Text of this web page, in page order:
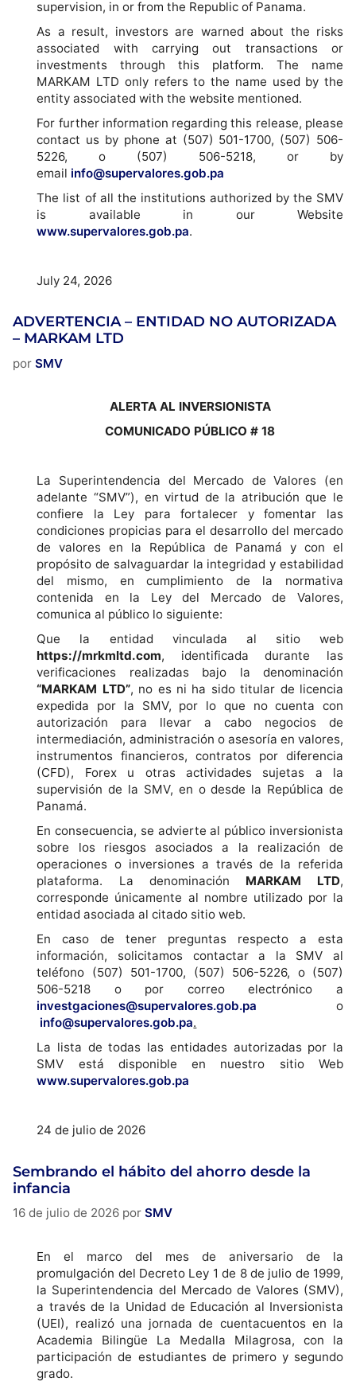
supervision, in or from the Republic of Panama.
As a result, investors are warned about the risks
associated with carrying out transactions or
investments through this platform. The name
MARKAM LTD only refers to the name used by the
entity associated with the website mentioned.
For further information regarding this release, please
contact us by phone at (507) 501-1700, (507) 506-
5226, o (507) 506-5218, or by
email info@supervalores.gob.pa
The list of all the institutions authorized by the SMV
is available in our Website
www.supervalores.gob.pa.
July 24, 2026
ADVERTENCIA – ENTIDAD NO AUTORIZADA
– MARKAM LTD
por SMV
ALERTA AL INVERSIONISTA
COMUNICADO PÚBLICO # 18
La Superintendencia del Mercado de Valores (en
adelante “SMV”), en virtud de la atribución que le
confiere la Ley para fortalecer y fomentar las
condiciones propicias para el desarrollo del mercado
de valores en la República de Panamá y con el
propósito de salvaguardar la integridad y estabilidad
del mismo, en cumplimiento de la normativa
contenida en la Ley del Mercado de Valores,
comunica al público lo siguiente:
Que la entidad vinculada al sitio web
https://mrkmltd.com, identificada durante las
verificaciones realizadas bajo la denominación
“MARKAM LTD”, no es ni ha sido titular de licencia
expedida por la SMV, por lo que no cuenta con
autorización para llevar a cabo negocios de
intermediación, administración o asesoría en valores,
instrumentos financieros, contratos por diferencia
(CFD), Forex u otras actividades sujetas a la
supervisión de la SMV, en o desde la República de
Panamá.
En consecuencia, se advierte al público inversionista
sobre los riesgos asociados a la realización de
operaciones o inversiones a través de la referida
plataforma. La denominación MARKAM LTD,
corresponde únicamente al nombre utilizado por la
entidad asociada al citado sitio web.
En caso de tener preguntas respecto a esta
información, solicitamos contactar a la SMV al
teléfono (507) 501-1700, (507) 506-5226, o (507)
506-5218 o por correo electrónico a
investgaciones@supervalores.gob.pa o
info@supervalores.gob.pa.
La lista de todas las entidades autorizadas por la
SMV está disponible en nuestro sitio Web
www.supervalores.gob.pa
24 de julio de 2026
Sembrando el hábito del ahorro desde la
infancia
16 de julio de 2026 por SMV
En el marco del mes de aniversario de la
promulgación del Decreto Ley 1 de 8 de julio de 1999,
la Superintendencia del Mercado de Valores (SMV),
a través de la Unidad de Educación al Inversionista
(UEI), realizó una jornada de cuentacuentos en la
Academia Bilingüe La Medalla Milagrosa, con la
participación de estudiantes de primero y segundo
grado.